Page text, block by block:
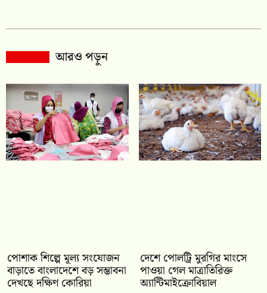
আরও পড়ুন
পোশাক শিল্পে মূল্য সংযোজন
বাড়াতে বাংলাদেশে বড় সম্ভাবনা
দেখছে দক্ষিণ কোরিয়া
দেশে পোলট্রি মুরগির মাংসে
পাওয়া গেল মাত্রাতিরিক্ত
অ্যান্টিমাইক্রোবিয়াল